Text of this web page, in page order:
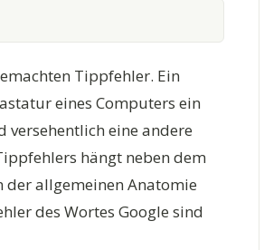
Tippfehler. Ein
eines Computers ein
eine andere
hängt neben dem
der allgemeinen Anatomie
des Wortes Google sind